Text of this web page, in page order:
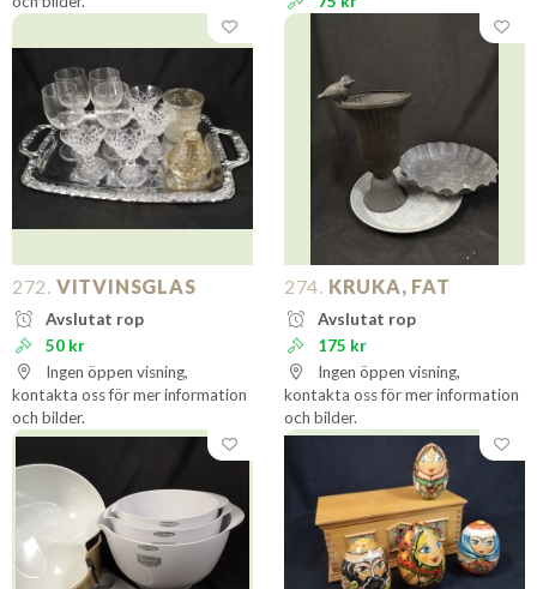
272. VITVINSGLAS
Avslutat rop
50 kr
Ingen öppen visning,
kontakta oss för mer information
och bilder.
274. KRUKA, FAT
Avslutat rop
175 kr
Ingen öppen visning,
kontakta oss för mer information
och bilder.